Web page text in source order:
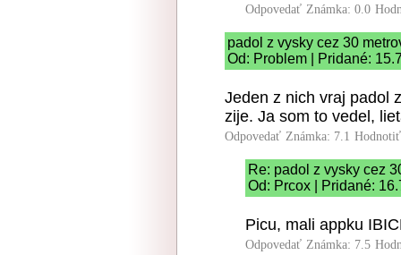
Odpovedať Známka: 0.0
padol z vysky cez 30
Od: Problem | Pridané:
Jeden z nich vraj padol
zije. Ja som to vedel,
Odpovedať Známka: 7.1
Re: padol z vysky cez
Od: Prcox | Pridané:
Picu, mali appku
Odpovedať Známka: 7.5